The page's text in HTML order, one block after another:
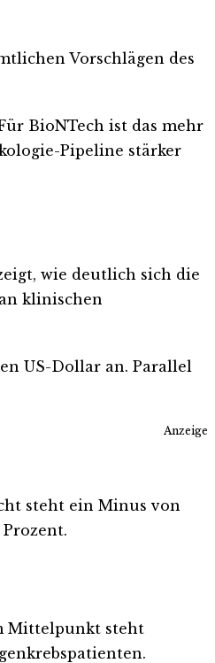
Vorschlägen des
BioNTech ist das mehr
Pipeline stärker
wie deutlich sich die
klinischen
US-Dollar an. Parallel
Anzeige
steht ein Minus von
Mittelpunkt steht